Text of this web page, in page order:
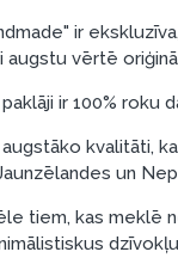
ir
augstu vērtē
ir 100% roku
kvalitāti,
un
tiem, kas meklē